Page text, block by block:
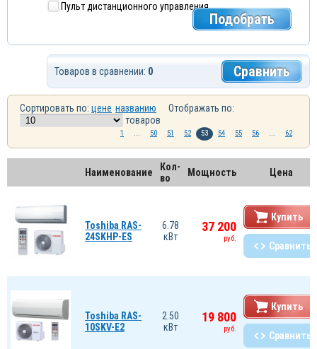
Пульт дистанционного управления
Подобрать
Сравнить
Товаров в сравнении: 0
Сортировать по: цене названию
Отображать по:
товаров
1 ... 50 51 52 53 54 55 56 ... 62
Наименование
Кол-
во
Мощность Цена
Toshiba RAS-
24SKHP-ES
6.78
кВт
37 200
руб.
Купить
Сравнить
Toshiba RAS-
10SKV-E2
2.50
кВт
19 800
руб.
Купить
Сравнить